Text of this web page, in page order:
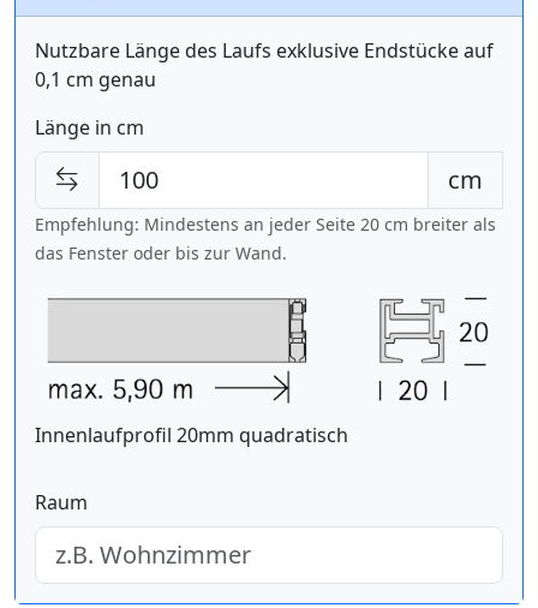
Nutzbare Länge des Laufs exklusive Endstücke auf
0,1 cm genau
Länge in cm
cm
Empfehlung: Mindestens an jeder Seite 20 cm breiter als
das Fenster oder bis zur Wand.
Innenlaufprofil 20mm quadratisch
Raum